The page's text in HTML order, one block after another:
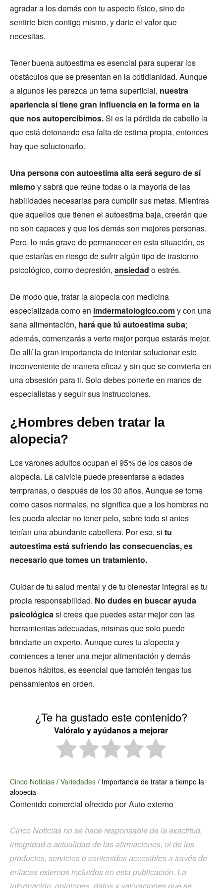
agradar a los demás con tu aspecto físico, sino de
sentirte bien contigo mismo, y darte el valor que
necesitas.
Tener buena autoestima es esencial para superar los
obstáculos que se presentan en la cotidianidad. Aunque
a algunos les parezca un tema superficial, nuestra
apariencia sí tiene gran influencia en la forma en la
que nos autopercibimos.Si es la pérdida de cabello la
que está detonando esa falta de estima propia, entonces
hay que solucionarlo.
Una persona con autoestima alta será seguro de sí
mismo y sabrá que reúne todas o la mayoría de las
habilidades necesarias para cumplir sus metas. Mientras
que aquellos que tienen el autoestima baja, creerán que
no son capaces y que los demás son mejores personas.
Pero, lo más grave de permanecer en esta situación, es
que estarías en riesgo de sufrir algún tipo de trastorno
psicológico, como depresión, ansiedad o estrés.
De modo que, tratar la alopecia con medicina
especializada como en imdermatologico.comy con una
sana alimentación, hará que tú autoestima suba;
además, comenzarás a verte mejor porque estarás mejor.
De allí la gran importancia de intentar solucionar este
inconveniente de manera eficaz y sin que se convierta en
una obsesión para ti. Solo debes ponerte en manos de
especialistas y seguir sus instrucciones.
¿Hombres deben tratar la
alopecia?
Los varones adultos ocupan el 95% de los casos de
alopecia. La calvicie puede presentarse a edades
tempranas, o después de los 30 años. Aunque se tome
como casos normales, no significa que a los hombres no
les pueda afectar no tener pelo, sobre todo si antes
tenían una abundante cabellera. Por eso, si tu
autoestima está sufriendo las consecuencias, es
necesario que tomes un tratamiento.
Cuidar de tu salud mental y de tu bienestar integral es tu
propia responsabilidad. No dudes en buscar ayuda
psicológica si crees que puedes estar mejor con las
herramientas adecuadas, mismas que solo puede
brindarte un experto. Aunque cures tu alopecia y
comiences a tener una mejor alimentación y demás
buenos hábitos, es esencial que también tengas tus
pensamientos en orden.
¿Te ha gustado este contenido?
Valóralo y ayúdanos a mejorar
Cinco Noticias / Variedades / Importancia de tratar a tiempo la
alopecia
Contenido comercial ofrecido por Auto externo
Cinco Noticias no se hace responsable de la exactitud,
integridad o actualidad de las afirmaciones, ni de los
productos, servicios o contenidos accesibles a través de
enlaces externos incluidos en esta publicación. La